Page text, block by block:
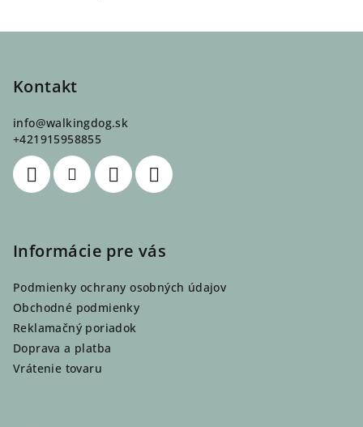
Kontakt
info@walkingdog.sk
+421915958855
Informácie pre vás
Podmienky ochrany osobných údajov
Obchodné podmienky
Reklamačný poriadok
Doprava a platba
Vrátenie tovaru